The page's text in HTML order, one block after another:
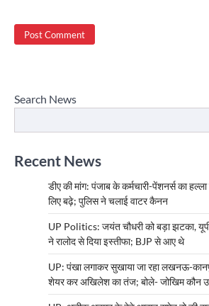
Search News
Recent News
डीए की मांग: पंजाब के कर्मचारी-पेंशनर्स का
लिए बढ़े; पुलिस ने चलाई वाटर कैनन
UP Politics: जयंत चौधरी को बड़ा झटका, यूपी
ने रालोद से दिया इस्तीफा; BJP से आए थे
UP: पंखा लगाकर सुखाया जा रहा लखनऊ-
शेयर कर अखिलेश का तंज; बोले- जोखिम कौन